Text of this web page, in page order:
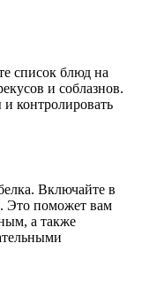
список блюд на
и соблазнов.
контролировать
Включайте в
Это поможет вам
а также